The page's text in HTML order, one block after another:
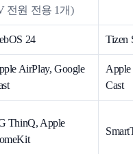
전원 전용 1개)
24 Tizen
AirPlay, Google
Apple
Cast
ThinQ, Apple